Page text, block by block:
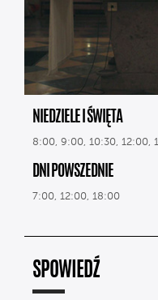
NIEDZIELE I ŚWIĘTA
8:00, 9:00, 10:30, 12:00,
DNI POWSZEDNIE
7:00, 12:00, 18:00
SPOWIEDŹ